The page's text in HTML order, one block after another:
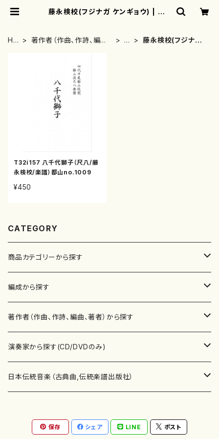
藤永検校(フジナガ ケンギョウ) | mo
HO
著作者（作曲、作詩、編曲、
は
藤永検校(フジナガ
T32i157 八千代獅子（尺八/藤
永検校/楽譜）都山no.1009
¥450
CATEGORY
商品カテゴリーから探す
楽譜
書籍
書籍
テキストブック
CD・DVD
チケット
邦楽ジャーナル
レコード
編成から探す
邦楽器
箏・琴（ソロ）
箏・琴（合奏）
三味線（合奏）
合唱
混声合唱
男声合唱
歌・声
ピアノ（ソロ）
洋楽器（弦楽器）
著作者（作曲、作詩、編曲、著者）から探す
あ行
青木省三(アオキ ショウゾウ)
秋山健治(アキヤマ ケンジ）
か行
蔭山滸山(カゲヤマ キョザン)
斉藤松声(サイトウ ショウセイ)
演奏家から探す(CD/DVDのみ)
邦楽（箏、三味線、尺八等）演奏家
石川高（笙）
應和惠子（声楽・ソプラノ）
洋楽-鍵盤楽器（ピアノ、オルガン等）演奏家
日本伝統音楽（古典曲,伝統楽譜出版社）
宮城道雄（宮城宗家監修）
地歌箏曲（三絃古典楽譜）
保存 シェア LINE ポスト